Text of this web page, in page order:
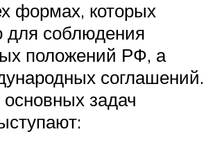
формах, которых
для соблюдения
положений РФ, а
соглашений.
основных задач